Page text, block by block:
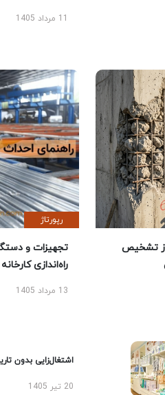
تشخیص
رپورتاژ
تجهیزات و
راه‌اندازی
13 مرداد 1405
اشتغال‌زایی بدون
20 تیر 1405